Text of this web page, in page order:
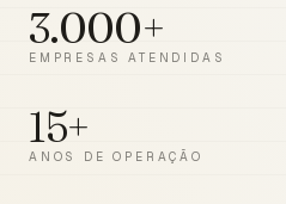
3.000+
EMPRESAS ATENDIDAS
15+
ANOS DE OPERAÇÃO